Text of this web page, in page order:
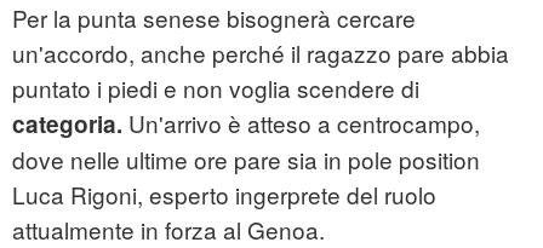
Per la punta senese bisognerà cercare
un'accordo, anche perché il ragazzo pare abbia
puntato i piedi e non voglia scendere di
categoria. Un'arrivo è atteso a centrocampo,
dove nelle ultime ore pare sia in pole position
Luca Rigoni, esperto ingerprete del ruolo
attualmente in forza al Genoa.